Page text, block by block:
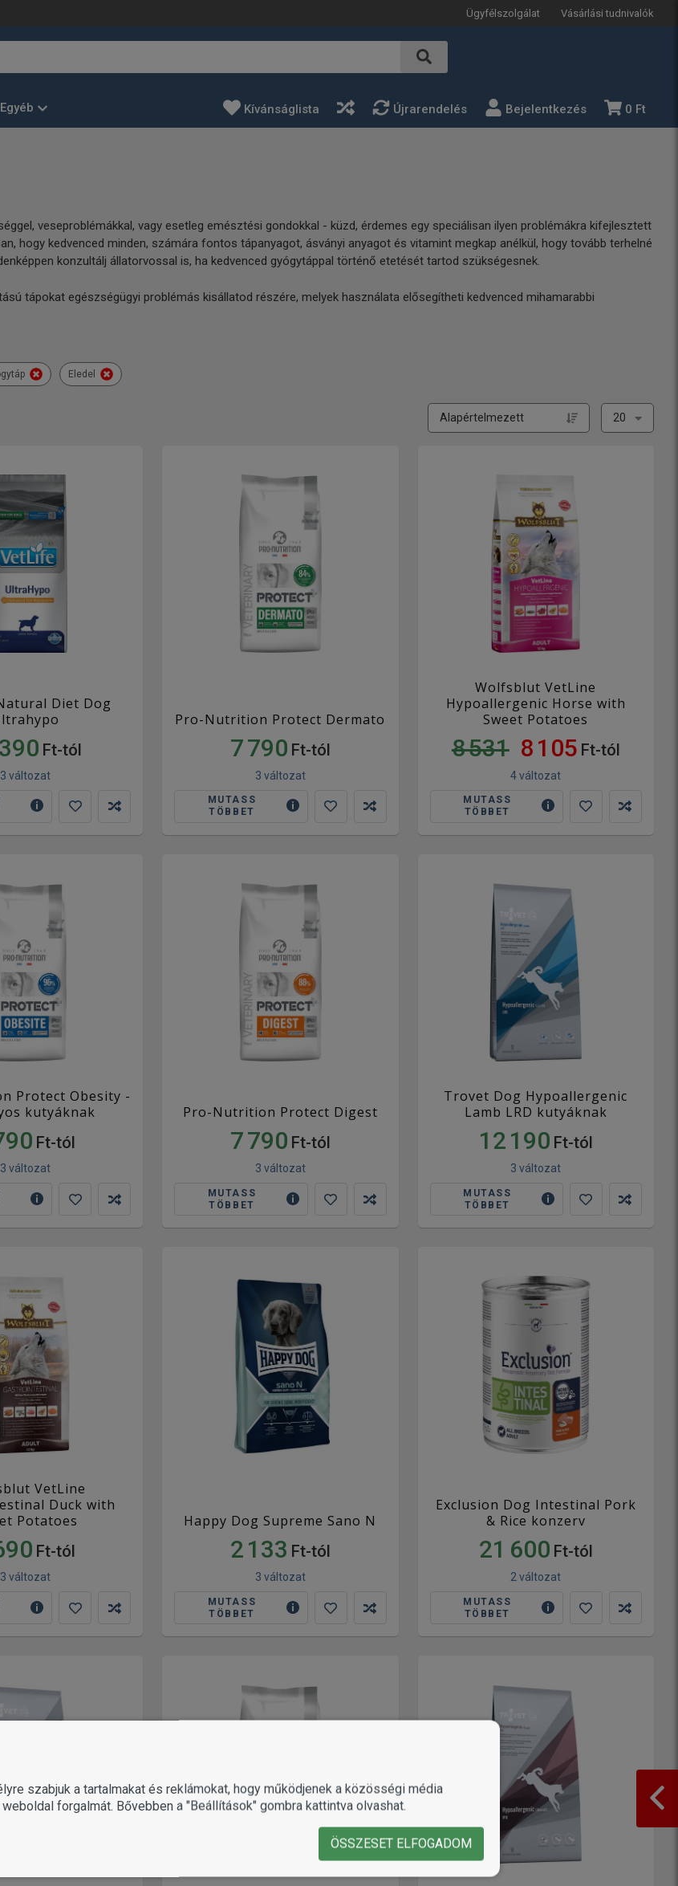
Ügyfélszolgálat Vásárlási tudnivalók
Egyéb Kívánságlista Újrarendelés Bejelentkezés 0 Ft
veseproblémákkal, vagy esetleg emésztési gondokkal - küzd, érdemes egy speciálisan ilyen problémákra kifejlesztett
hogy kedvenced minden, számára fontos tápanyagot, ásványi anyagot és vitamint megkap anélkül, hogy tovább terhelné
konzultálj állatorvossal is, ha kedvenced gyógytáppal történő etetését tartod szükségesnek.
tápokat egészségügyi problémás kisállatod részére, melyek használata elősegítheti kedvenced mihamarabbi
Eledel
Diet Dog
Ft-tól
3 változat
Pro-Nutrition Protect Dermato
7 790 Ft-tól
3 változat
MUTASS
TÖBBET
Wolfsblut VetLine
Hypoallergenic Horse with
Sweet Potatoes
8 531 8 105 Ft-tól
4 változat
MUTASS
TÖBBET
Protect Obesity -
kutyáknak
Ft-tól
3 változat
Pro-Nutrition Protect Digest
7 790 Ft-tól
3 változat
MUTASS
TÖBBET
Trovet Dog Hypoallergenic
Lamb LRD kutyáknak
12 190 Ft-tól
3 változat
MUTASS
TÖBBET
VetLine
Duck with
Potatoes
Ft-tól
3 változat
Happy Dog Supreme Sano N
2 133 Ft-tól
3 változat
MUTASS
TÖBBET
Exclusion Dog Intestinal Pork
& Rice konzerv
21 600 Ft-tól
2 változat
MUTASS
TÖBBET
szabjuk a tartalmakat és reklámokat, hogy működjenek a közösségi média
forgalmát. Bővebben a "Beállítások" gombra kattintva olvashat.
ÖSSZESET ELFOGADOM